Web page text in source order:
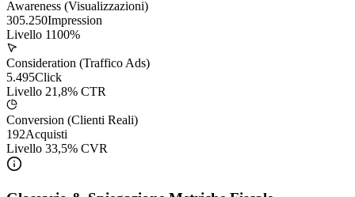
Awareness (Visualizzazioni)
305.250Impression
Livello 1100%
Consideration (Traffico Ads)
5.495Click
Livello 21,8% CTR
Conversion (Clienti Reali)
192Acquisti
Livello 33,5% CVR